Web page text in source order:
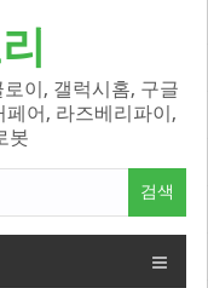
이, 갤럭시홈, 구글
어, 라즈베리파이,
봇